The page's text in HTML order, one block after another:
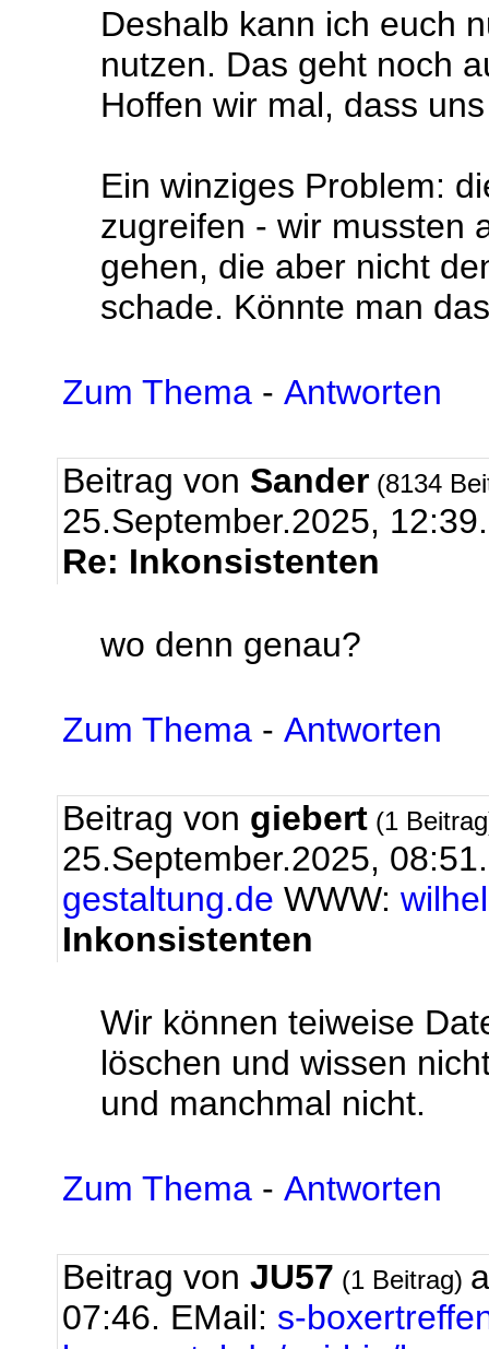
Deshalb kann ich euch
nutzen. Das geht noch
Hoffen wir mal, dass
Ein winziges Problem:
zugreifen - wir mussten
gehen, die aber nicht
schade. Könnte man
Zum Thema - Antworten
Beitrag von Sander (8134
25.September.2025, 12:39.
Re: Inkonsistenten
wo denn genau?
Zum Thema - Antworten
Beitrag von giebert (1
25.September.2025,
gestaltung.de WWW:
Inkonsistenten
Wir können teiweise
löschen und wissen
und manchmal nicht.
Zum Thema - Antworten
Beitrag von JU57 (1 Beitrag)
07:46. EMail: s-